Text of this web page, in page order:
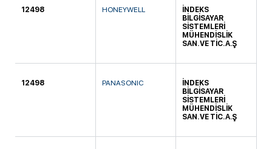
12498 HONEYWELL
İNDEKS
BİLGİSAYAR
SİSTEMLERİ
MÜHENDİSLİK
SAN. VE TİC. A.Ş
12498 PANASONIC
İNDEKS
BİLGİSAYAR
SİSTEMLERİ
MÜHENDİSLİK
SAN. VE TİC. A.Ş